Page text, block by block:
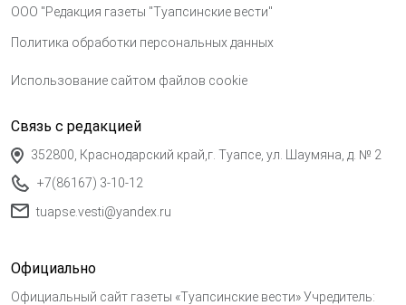
ООО "Редакция газеты "Туапсинские вести"
Политика обработки персональных данных
Использование сайтом файлов cookie
Связь с редакцией
352800, Краснодарский край,г. Туапсе, ул. Шаумяна, д. № 2
+7(86167) 3-10-12
tuapse.vesti@yandex.ru
Официально
Официальный сайт газеты «Туапсинские вести» Учредитель: